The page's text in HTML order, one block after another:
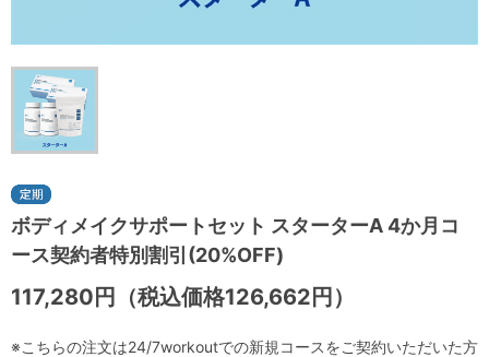
ボディメイクサポートセット スターターA 4か月コ
ース契約者特別割引(20%OFF)
117,280円（税込価格126,662円）
※こちらの注文は24/7workoutでの新規コースをご契約いただいた方